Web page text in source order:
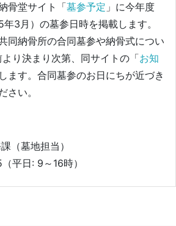
骨堂サイト「墓参予定 」に今年度
3月）の墓参日時を掲載します。
同納骨所の合同墓参や納骨式につい
り決まり次第、同サイトの「お知
ます。合同墓参のお日にちが近づき
さい。
（墓地担当）
平日: 9～16時）